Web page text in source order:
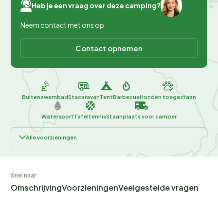
Heb je een vraag over deze camping?
Neem contact met ons op
Contact opnemen
BuitenzwembadStacaravanTentBarbecueHonden toegestaan
WatersportTafeltennisStaanplaats voor camper
Alle voorzieningen
Snel naar:
OmschrijvingVoorzieningenVeelgestelde vragen